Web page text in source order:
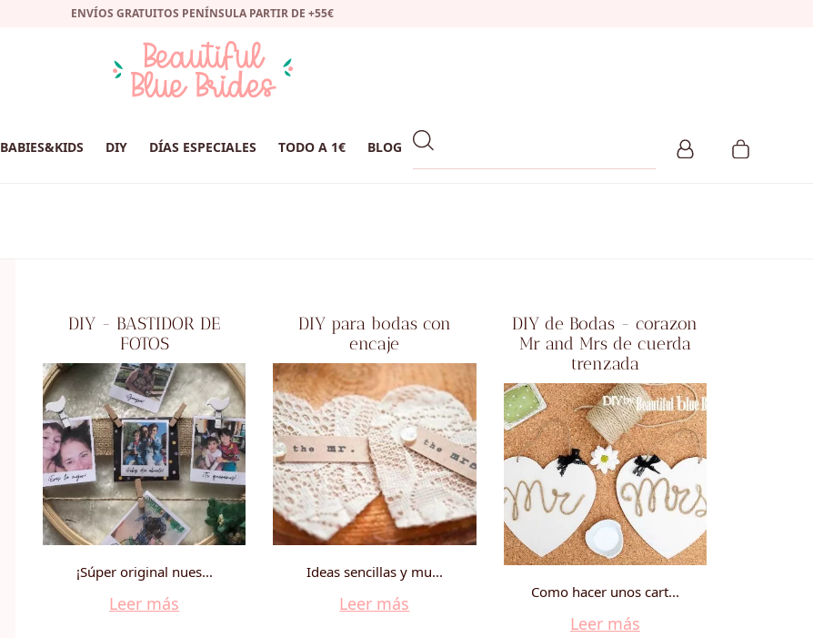
ENVÍOS GRATUITOS PENÍNSULA PARTIR DE +55€
BABIES&KIDS DIY DÍAS ESPECIALES TODO A 1€ BLOG
DIY - BASTIDOR DE
FOTOS
¡Súper original nues...
Leer más
DIY para bodas con
encaje
Ideas sencillas y mu...
Leer más
DIY de Bodas - corazon
Mr and Mrs de cuerda
trenzada
Como hacer unos cart...
Leer más